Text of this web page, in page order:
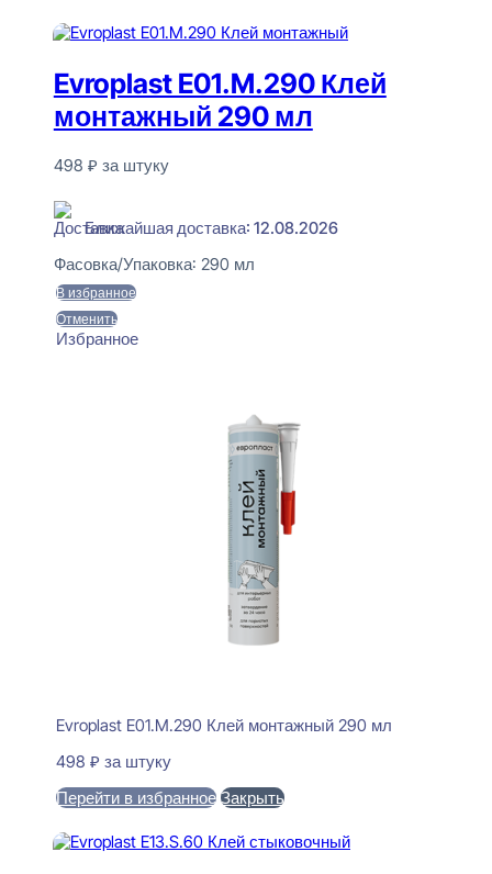
Evroplast E01.M.290 Клей
монтажный 290 мл
498 ₽ за штуку
Ближайшая доставка: 12.08.2026
Фасовка/Упаковка: 290 мл
В избранное
Отменить
Избранное
Evroplast E01.M.290 Клей монтажный 290 мл
498 ₽ за штуку
Перейти в избранное Закрыть